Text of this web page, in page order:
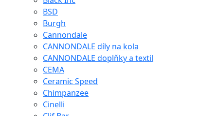
BSD
Burgh
Cannondale
CANNONDALE díly na kola
CANNONDALE doplňky a textil
CEMA
Ceramic Speed
Chimpanzee
Cinelli